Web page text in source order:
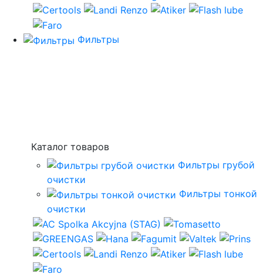
Фильтры
Каталог товаров
Фильтры грубой
очистки
Фильтры тонкой
очистки